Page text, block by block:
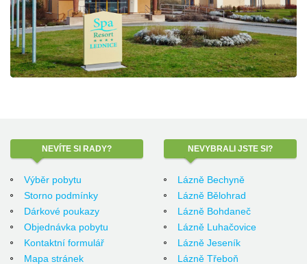
NEVÍTE SI RADY?
Výběr pobytu
Storno podmínky
Dárkové poukazy
Objednávka pobytu
Kontaktní formulář
Mapa stránek
NEVYBRALI JSTE SI?
Lázně Bechyně
Lázně Bělohrad
Lázně Bohdaneč
Lázně Luhačovice
Lázně Jeseník
Lázně Třeboň